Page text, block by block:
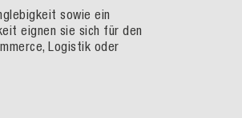
sowie ein
eignen sie sich für den
Logistik oder